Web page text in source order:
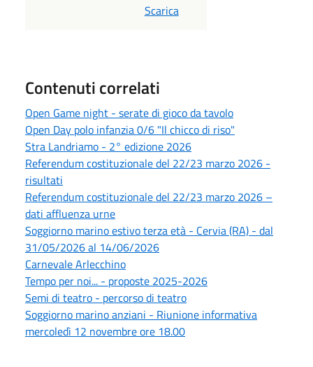
PDF
Scarica
Contenuti correlati
Open Game night - serate di gioco da tavolo
Open Day polo infanzia 0/6 "Il chicco di riso"
Stra Landriamo - 2° edizione 2026
Referendum costituzionale del 22/23 marzo 2026 -
risultati
Referendum costituzionale del 22/23 marzo 2026 –
dati affluenza urne
Soggiorno marino estivo terza età - Cervia (RA) - dal
31/05/2026 al 14/06/2026
Carnevale Arlecchino
Tempo per noi... - proposte 2025-2026
Semi di teatro - percorso di teatro
Soggiorno marino anziani - Riunione informativa
mercoledì 12 novembre ore 18.00